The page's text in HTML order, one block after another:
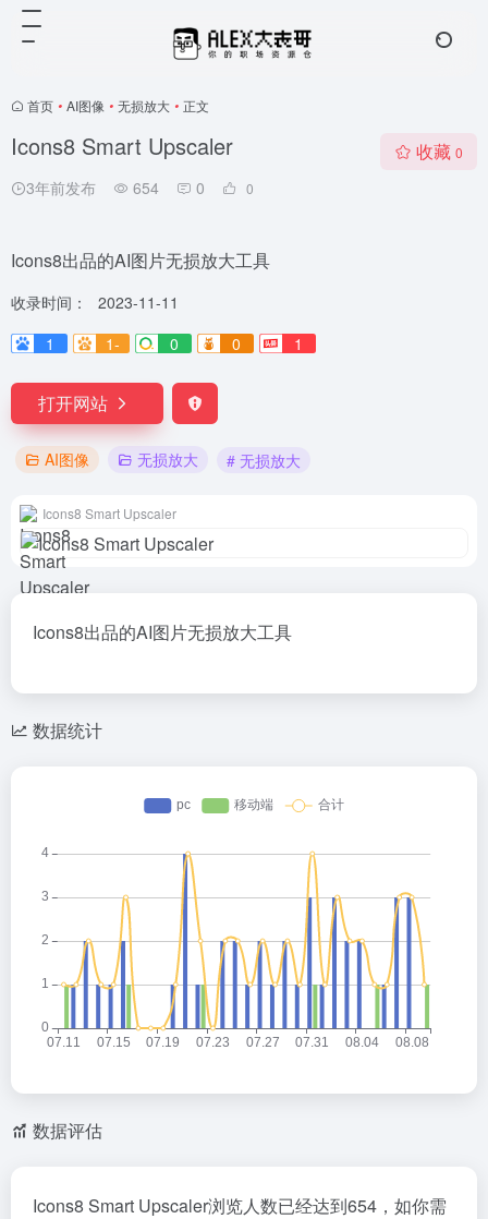
首页 • AI图像 • 无损放大 • 正文
Icons8 Smart Upscaler
3年前发布 654 0 0
收藏 0
Icons8出品的AI图片无损放大工具
收录时间：
2023-11-11
1
1- 0 0 1
打开网站
AI图像 无损放大 # 无损放大
Icons8 Smart Upscaler
Icons8出品的AI图片无损放大工具
数据统计
数据评估
Icons8 Smart Upscaler浏览人数已经达到654，如你需